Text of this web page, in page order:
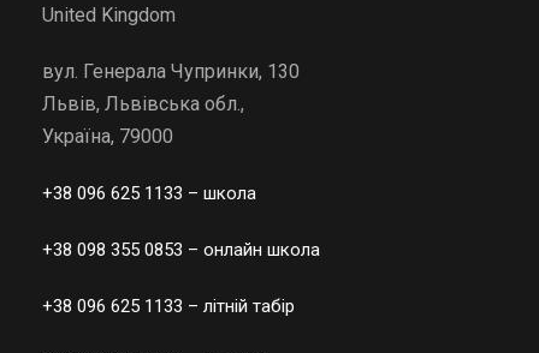
United Kingdom
вул. Генерала Чупринки, 130
Львів, Львівська обл.,
Україна, 79000
+38 096 625 1133 – школа
+38 098 355 0853 – онлайн школа
+38 096 625 1133 – літній табір